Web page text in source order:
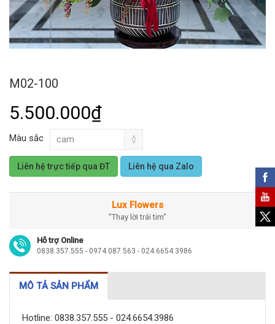
M02-100
5.500.000₫
Màu sắc
Liên hệ trực tiếp qua ĐT Liên hệ qua Zalo
Lux Flowers
"Thay lời trái tim"
Hỗ trợ Online
0838.357.555 - 0974.087.563 - 024.6654.3986
MÔ TẢ SẢN PHẨM
Hotline: 0838.357.555 - 024.6654.3986